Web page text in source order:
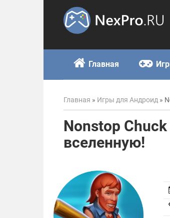
Главная
Главная » Игры для Андроид »
Nonstop
вселенную!